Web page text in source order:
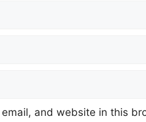
email, and website in this